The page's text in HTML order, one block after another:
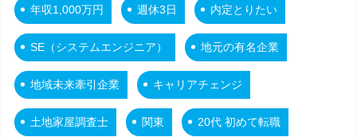
年収1,000万円 週休3日 内定とりたい
SE（システムエンジニア） 地元の有名企業
地域未来牽引企業 キャリアチェンジ
土地家屋調査士 関東 20代 初めて転職